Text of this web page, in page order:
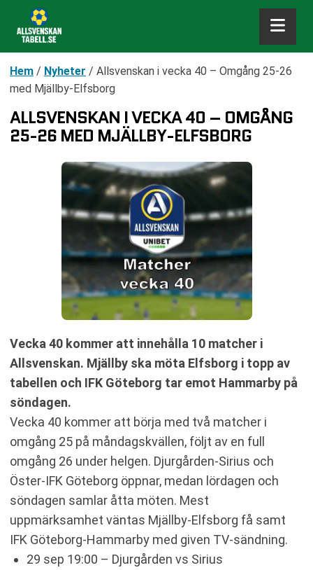
Hem / Nyheter / Allsvenskan i vecka 40 – Omgång 25-26
med Mjällby-Elfsborg
ALLSVENSKAN I VECKA 40 – OMGÅNG
25-26 MED MJÄLLBY-ELFSBORG
Vecka 40 kommer att innehålla 10 matcher i
Allsvenskan. Mjällby ska möta Elfsborg i topp av
tabellen och IFK Göteborg tar emot Hammarby på
söndagen.
Vecka 40 kommer att börja med två matcher i
omgång 25 på måndagskvällen, följt av en full
omgång 26 under helgen. Djurgården-Sirius och
Öster-IFK Göteborg öppnar, medan lördagen och
söndagen samlar åtta möten. Mest
uppmärksamhet väntas Mjällby-Elfsborg få samt
IFK Göteborg-Hammarby med given TV-sändning.
29 sep 19:00 – Djurgården vs Sirius